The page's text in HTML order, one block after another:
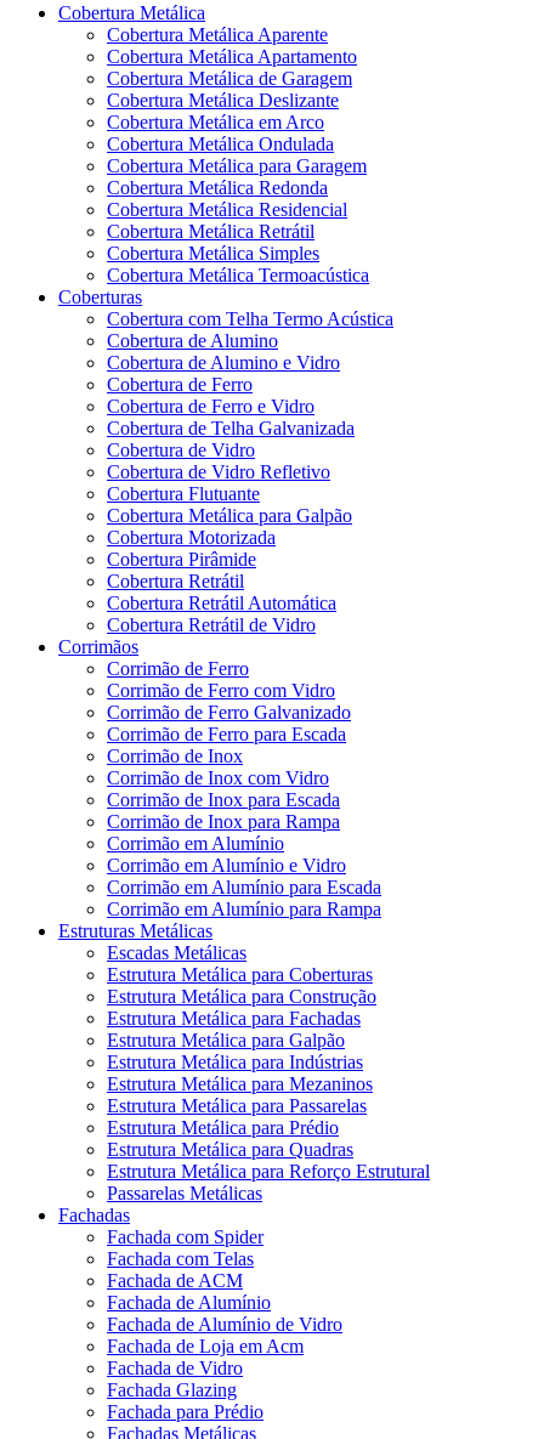
Cobertura Metálica
Cobertura Metálica Aparente
Cobertura Metálica Apartamento
Cobertura Metálica de Garagem
Cobertura Metálica Deslizante
Cobertura Metálica em Arco
Cobertura Metálica Ondulada
Cobertura Metálica para Garagem
Cobertura Metálica Redonda
Cobertura Metálica Residencial
Cobertura Metálica Retrátil
Cobertura Metálica Simples
Cobertura Metálica Termoacústica
Coberturas
Cobertura com Telha Termo Acústica
Cobertura de Alumino
Cobertura de Alumino e Vidro
Cobertura de Ferro
Cobertura de Ferro e Vidro
Cobertura de Telha Galvanizada
Cobertura de Vidro
Cobertura de Vidro Refletivo
Cobertura Flutuante
Cobertura Metálica para Galpão
Cobertura Motorizada
Cobertura Pirâmide
Cobertura Retrátil
Cobertura Retrátil Automática
Cobertura Retrátil de Vidro
Corrimãos
Corrimão de Ferro
Corrimão de Ferro com Vidro
Corrimão de Ferro Galvanizado
Corrimão de Ferro para Escada
Corrimão de Inox
Corrimão de Inox com Vidro
Corrimão de Inox para Escada
Corrimão de Inox para Rampa
Corrimão em Alumínio
Corrimão em Alumínio e Vidro
Corrimão em Alumínio para Escada
Corrimão em Alumínio para Rampa
Estruturas Metálicas
Escadas Metálicas
Estrutura Metálica para Coberturas
Estrutura Metálica para Construção
Estrutura Metálica para Fachadas
Estrutura Metálica para Galpão
Estrutura Metálica para Indústrias
Estrutura Metálica para Mezaninos
Estrutura Metálica para Passarelas
Estrutura Metálica para Prédio
Estrutura Metálica para Quadras
Estrutura Metálica para Reforço Estrutural
Passarelas Metálicas
Fachadas
Fachada com Spider
Fachada com Telas
Fachada de ACM
Fachada de Alumínio
Fachada de Alumínio de Vidro
Fachada de Loja em Acm
Fachada de Vidro
Fachada Glazing
Fachada para Prédio
Fachadas Metálicas